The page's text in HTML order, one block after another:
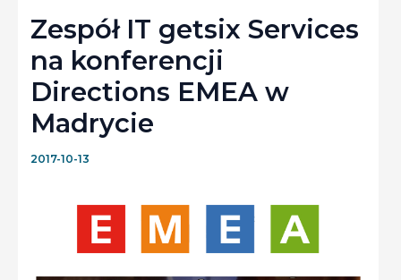
Zespół IT getsix Services
na konferencji
Directions EMEA w
Madrycie
2017-10-13